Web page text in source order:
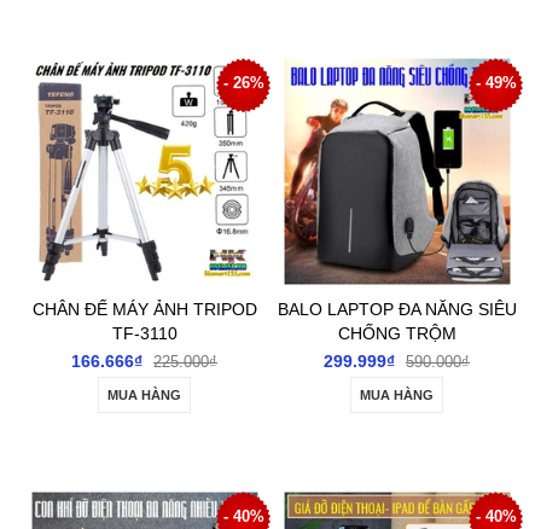
- 26%
CHÂN ĐẾ MÁY ẢNH TRIPOD
TF-3110
166.666₫ 225.000₫
MUA HÀNG
- 49%
BALO LAPTOP ĐA NĂNG SIÊU
CHỐNG TRỘM
299.999₫ 590.000₫
MUA HÀNG
- 40% - 40%